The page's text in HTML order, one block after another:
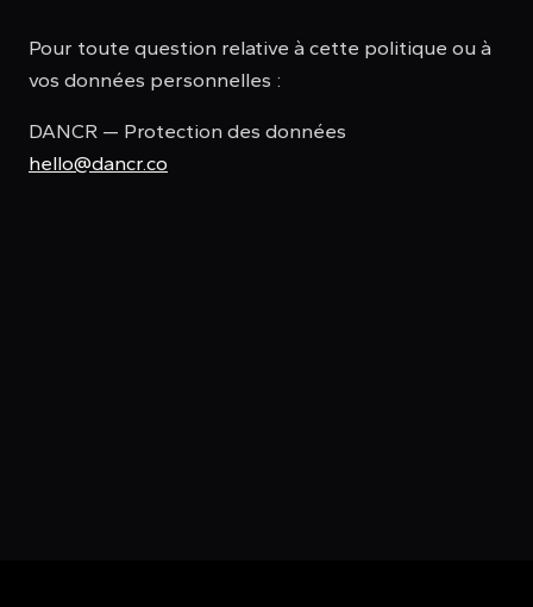
Pour toute question relative à cette politique ou à
vos données personnelles :
DANCR — Protection des données
hello@dancr.co